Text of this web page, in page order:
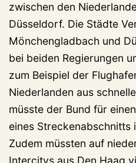
zwischen den
Düsseldorf. Die Städte
Mönchengladbach und
bei beiden Regierungen
zum Beispiel der
Niederlanden aus
müsste der Bund für
eines Streckenabschnitts
Zudem müssten auf
Intercitys aus Den Haag